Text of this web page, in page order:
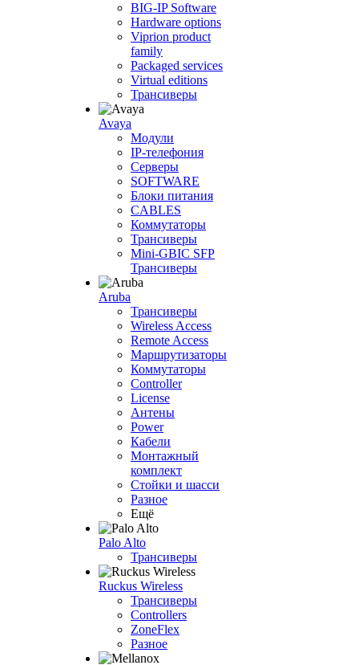
BIG-IP Software
Hardware options
Viprion product
family
Packaged services
Virtual editions
Трансиверы
Avaya
Модули
IP-телефония
Серверы
SOFTWARE
Блоки питания
CABLES
Коммутаторы
Трансиверы
Mini-GBIC SFP
Трансиверы
Aruba
Трансиверы
Wireless Access
Remote Access
Маршрутизаторы
Коммутаторы
Controller
License
Антены
Power
Кабели
Монтажный
комплект
Стойки и шасси
Разное
Ещё
Palo Alto
Трансиверы
Ruckus Wireless
Трансиверы
Controllers
ZoneFlex
Разное